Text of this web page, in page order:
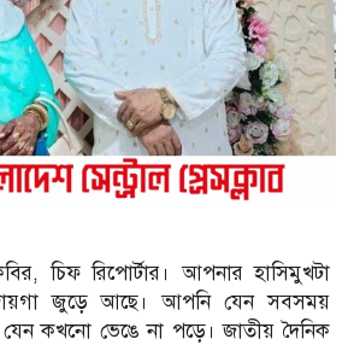
চিফ রিপোর্টার। আপনার হাসিমুখটা
জুড়ে আছে। আপনি যেন সবসময়
কখনো ভেঙে না পড়ে। জাতীয় দৈনিক